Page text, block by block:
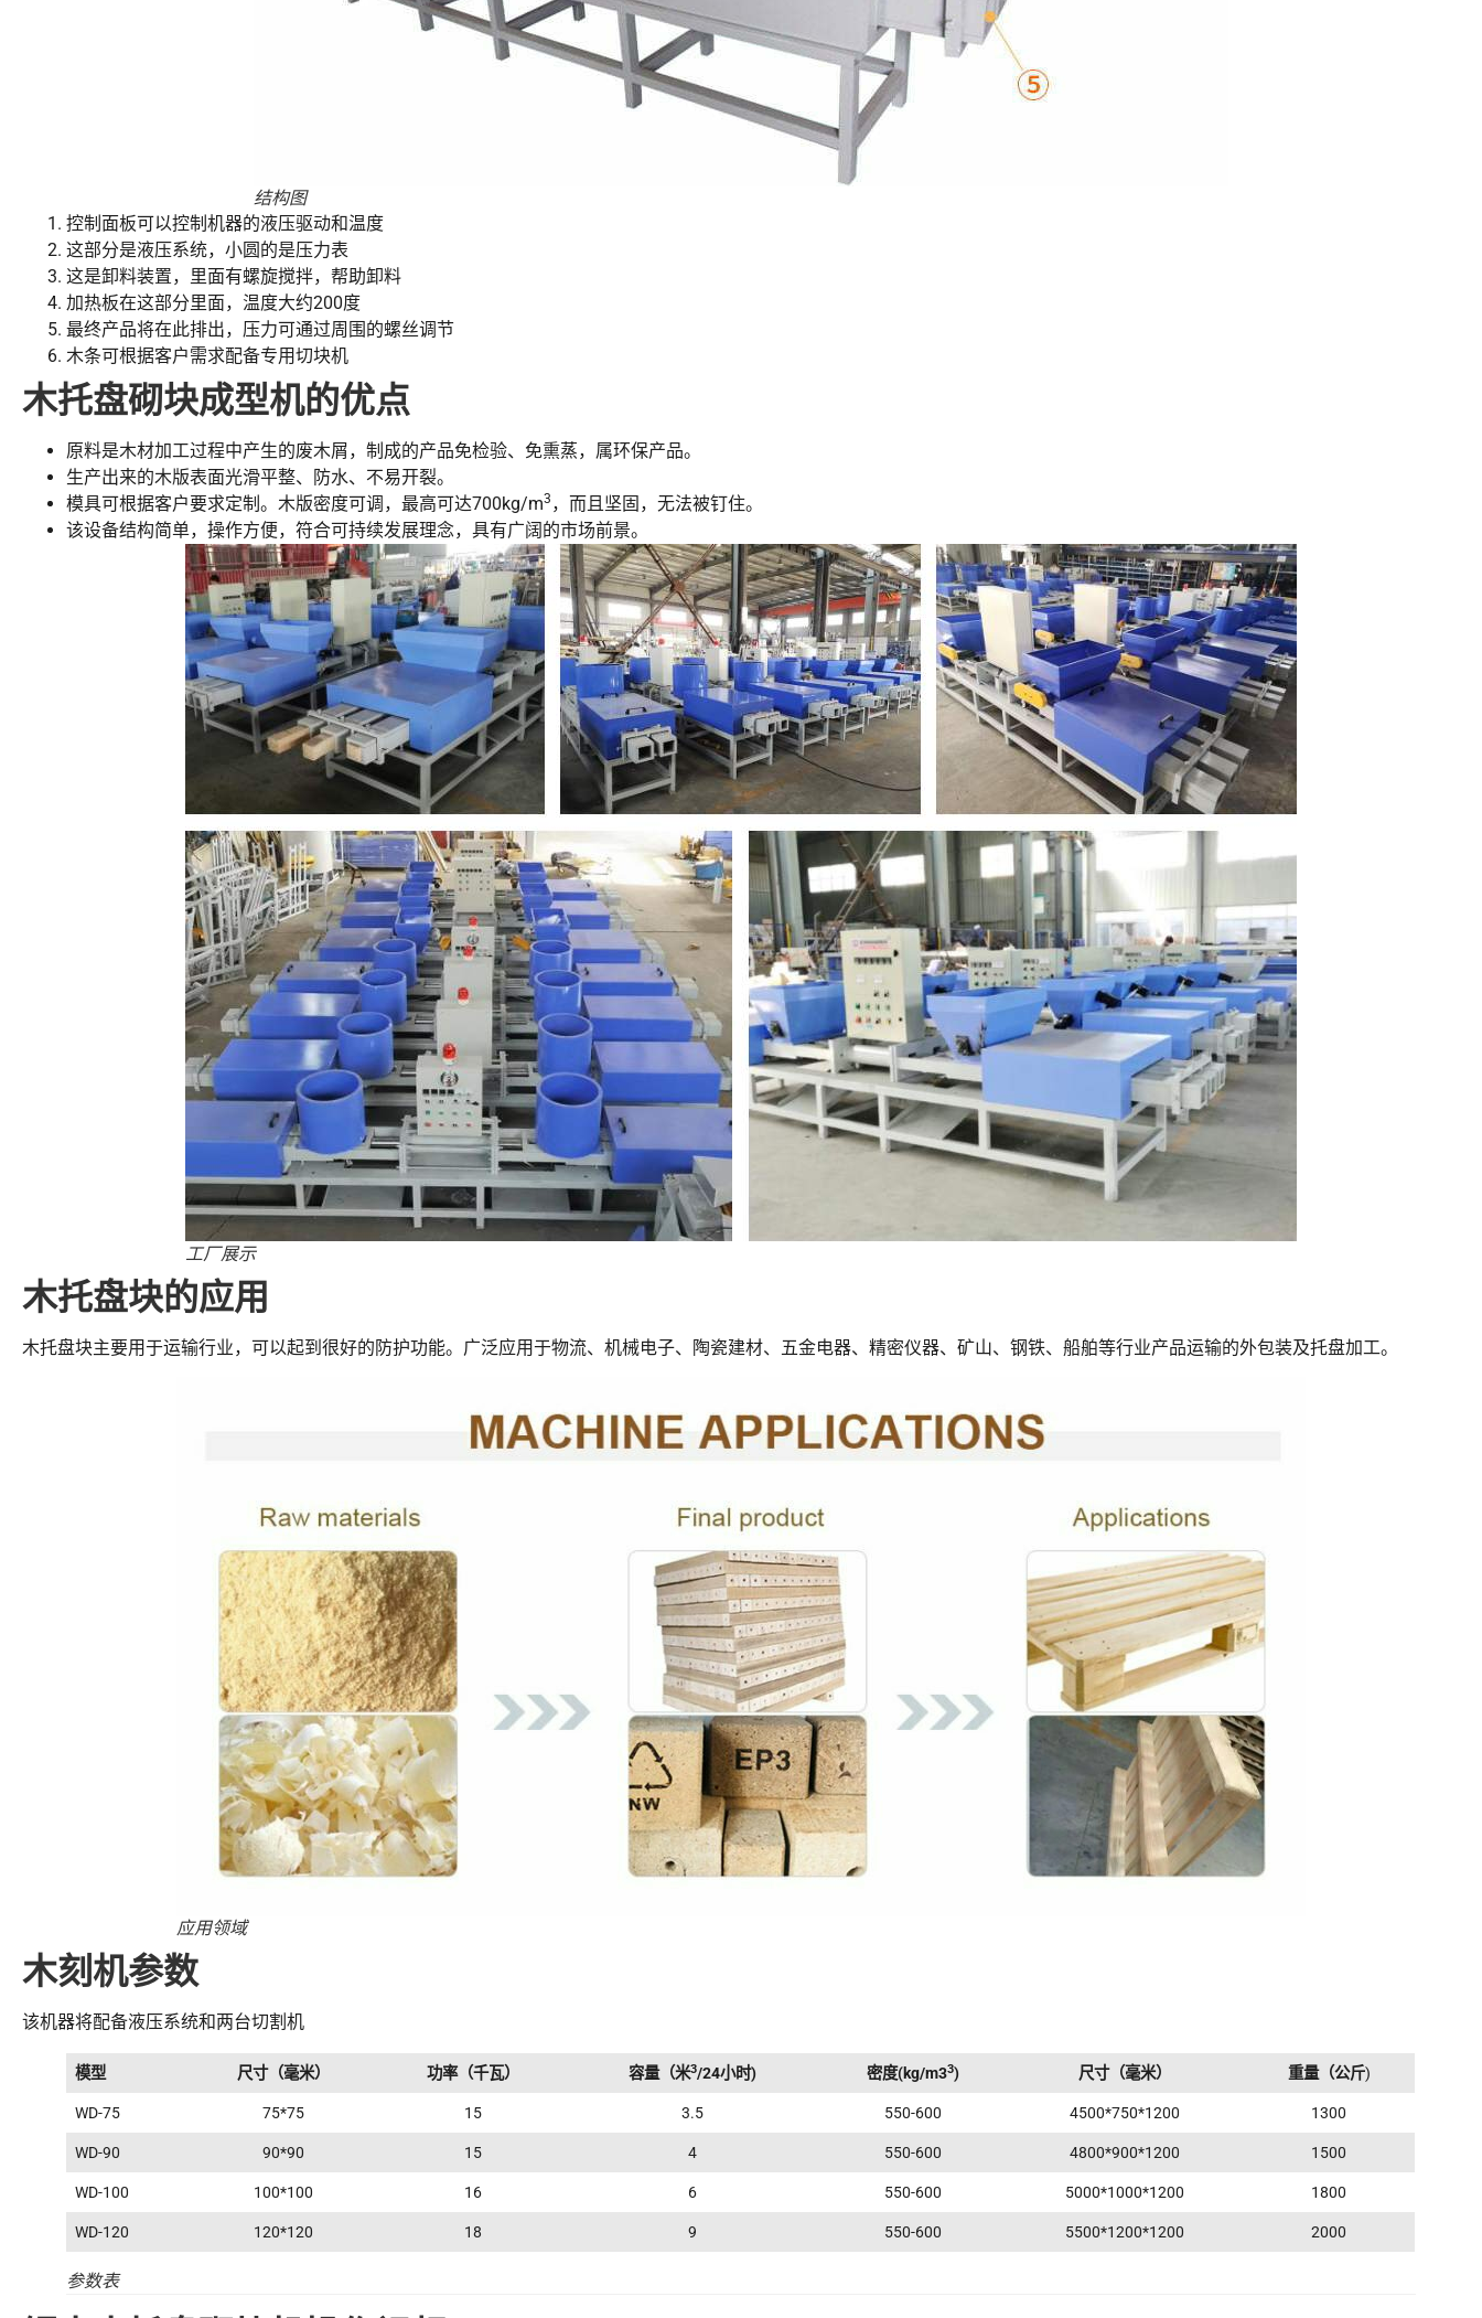
结构图
控制面板可以控制机器的液压驱动和温度
这部分是液压系统，小圆的是压力表
这是卸料装置，里面有螺旋搅拌，帮助卸料
加热板在这部分里面，温度大约200度
最终产品将在此排出，压力可通过周围的螺丝调节
木条可根据客户需求配备专用切块机
木托盘砌块成型机的优点
原料是木材加工过程中产生的废木屑，制成的产品免检验、免熏蒸，属环保产品。
生产出来的木版表面光滑平整、防水、不易开裂。
模具可根据客户要求定制。木版密度可调，最高可达700kg/m3 ，而且坚固，无法被钉住。
该设备结构简单，操作方便，符合可持续发展理念，具有广阔的市场前景。
工厂展示
木托盘块的应用
木托盘块主要用于运输行业，可以起到很好的防护功能。广泛应用于物流、机械电子、陶瓷建材、五金电器、精密仪器、矿山、钢铁、船舶等行业产品运输的外包装及托盘加工。
应用领域
木刻机参数
该机器将配备液压系统和两台切割机
模型 尺寸（毫米） 功率（千瓦） 容量（米3/24小时) 密度(kg/m33) 尺寸（毫米） 重量（公斤)
WD-75 75*75 15 3.5 550-600 4500*750*1200 1300
WD-90 90*90 15 4 550-600 4800*900*1200 1500
WD-100 100*100 16 6 550-600 5000*1000*1200 1800
WD-120 120*120 18 9 550-600 5500*1200*1200 2000
参数表